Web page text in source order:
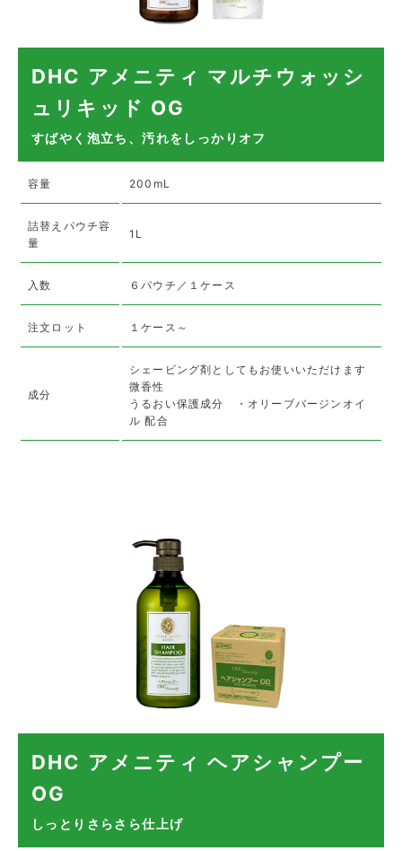
DHC アメニティ マルチウォッシ
ュリキッド OG
すばやく泡立ち、汚れをしっかりオフ
容量 200mL
詰替えパウチ容
量
1L
入数 ６パウチ／１ケース
注文ロット １ケース～
成分
シェービング剤としてもお使いいただけます
微香性
うるおい保護成分 ・オリーブバージンオイ
ル 配合
DHC アメニティ ヘアシャンプー
OG
しっとりさらさら仕上げ